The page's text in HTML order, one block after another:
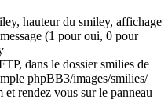
hauteur du smiley, affichage
(1 pour oui, 0 pour
dans le dossier smilies de
phpBB3/images/smilies/
rendez vous sur le panneau